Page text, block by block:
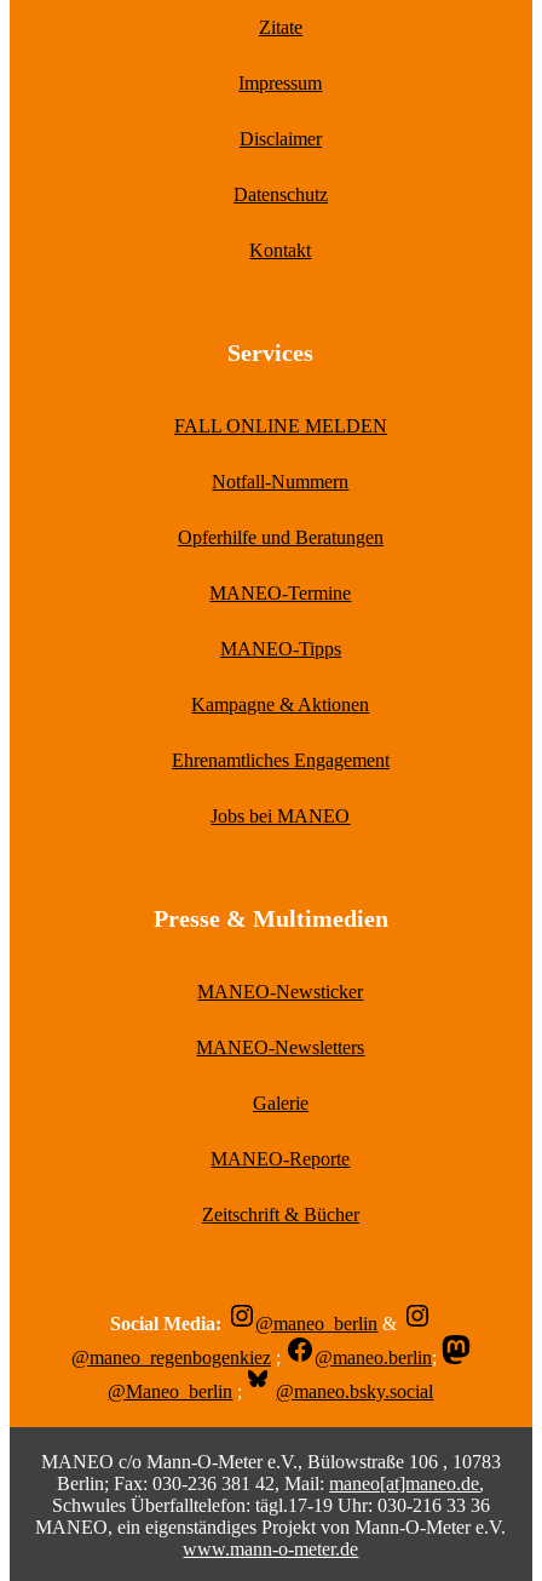
Zitate
Impressum
Disclaimer
Datenschutz
Kontakt
Services
FALL ONLINE MELDEN
Notfall-Nummern
Opferhilfe und Beratungen
MANEO-Termine
MANEO-Tipps
Kampagne & Aktionen
Ehrenamtliches Engagement
Jobs bei MANEO
Presse & Multimedien
MANEO-Newsticker
MANEO-Newsletters
Galerie
MANEO-Reporte
Zeitschrift & Bücher
Social Media: @maneo_berlin &
@maneo_regenbogenkiez ; @maneo.berlin;
@Maneo_berlin ; @maneo.bsky.social
MANEO c/o Mann-O-Meter e.V., Bülowstraße 106 , 10783
Berlin; Fax: 030-236 381 42, Mail:maneo[at]maneo.de,
Schwules Überfalltelefon: tägl.17-19 Uhr: 030-216 33 36
MANEO, ein eigenständiges Projekt von Mann-O-Meter e.V.
www.mann-o-meter.de